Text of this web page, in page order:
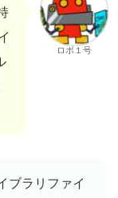
ロボ１号
ブラリファイ